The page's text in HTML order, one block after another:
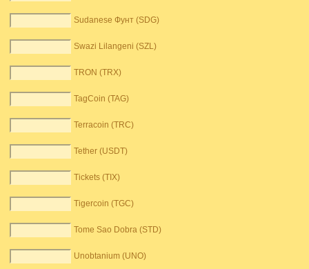
Sudanese Фунт (SDG)
Swazi Lilangeni (SZL)
TRON (TRX)
TagCoin (TAG)
Terracoin (TRC)
Tether (USDT)
Tickets (TIX)
Tigercoin (TGC)
Tome Sao Dobra (STD)
Unobtanium (UNO)